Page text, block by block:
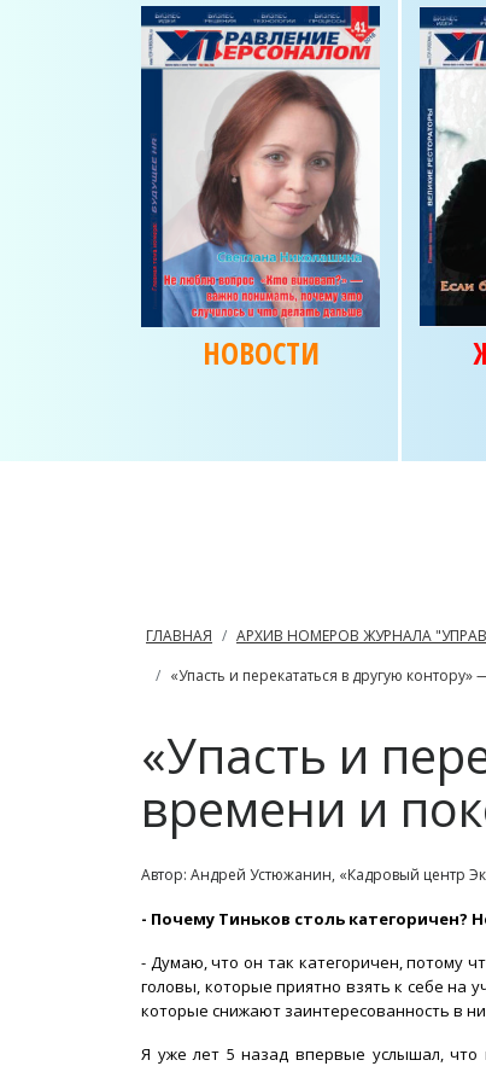
НОВОСТИ
ГЛАВНАЯ АРХИВ НОМЕРОВ ЖУРНАЛА
«Упасть и перекататься в другую
«Упасть и
времени и
Автор: Андрей Устюжанин, «Кадровый центр
- Почему Тиньков столь категоричен?
- Думаю, что он так категоричен, потому
головы, которые приятно взять к себе на
которые снижают заинтересованность в
Я уже лет 5 назад впервые услышал,